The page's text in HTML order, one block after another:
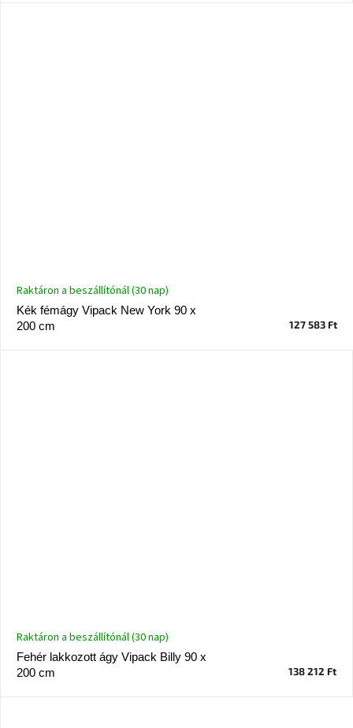
Kék fémágy Vipack New York 90 x
200 cm
Raktáron a beszállítónál (30 nap)
127 583 Ft
Fehér lakkozott ágy Vipack Billy 90 x
200 cm
Raktáron a beszállítónál (30 nap)
138 212 Ft